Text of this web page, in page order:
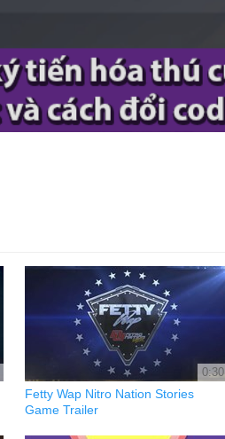
0:30
Fetty Wap Nitro Nation Stories
Game Trailer